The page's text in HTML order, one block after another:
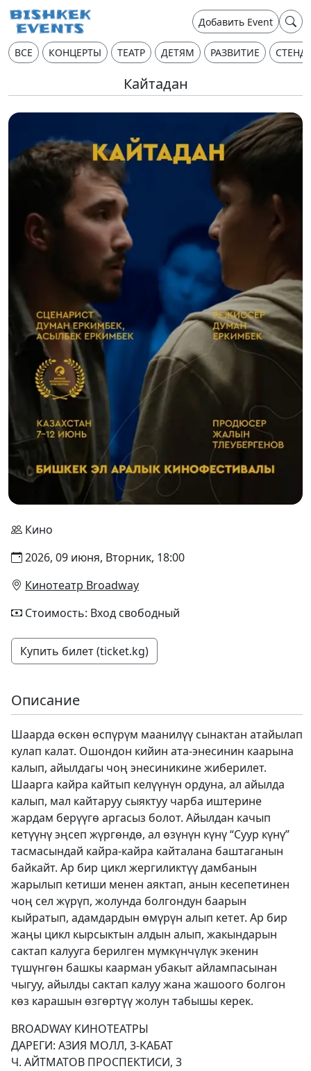
Добавить Event
ВСЕ КОНЦЕРТЫ ТЕАТР ДЕТЯМ РАЗВИТИЕ
Кайтадан
Кино
2026, 09 июня, Вторник, 18:00
Кинотеатр Broadway
Стоимость: Вход свободный
Купить билет (ticket.kg)
Описание
Шаарда өскөн өспүрүм маанилүү сынактан атайылап
кулап калат. Ошондон кийин ата-энесинин каарына
калып, айылдагы чоң энесиникине жиберилет.
Шаарга кайра кайтып келүүнүн ордуна, ал айылда
калып, мал кайтаруу сыяктуу чарба иштерине
жардам берүүгө аргасыз болот. Айылдан качып
кетүүнү эңсеп жүргөндө, ал өзүнүн күнү “Суур күнү”
тасмасындай кайра-кайра кайталана баштаганын
байкайт. Ар бир цикл жергиликтүү дамбанын
жарылып кетиши менен аяктап, анын кесепетинен
чоң сел жүрүп, жолунда болгондун баарын
кыйратып, адамдардын өмүрүн алып кетет. Ар бир
жаңы цикл кырсыктын алдын алып, жакындарын
сактап калууга берилген мүмкүнчүлүк экенин
түшүнгөн башкы каарман убакыт айлампасынан
чыгуу, айылды сактап калуу жана жашоого болгон
көз карашын өзгөртүү жолун табышы керек.
BROADWAY КИНОТЕАТРЫ
ДАРЕГИ: АЗИЯ МОЛЛ, 3-КАБАТ
Ч. АЙТМАТОВ ПРОСПЕКТИСИ, 3